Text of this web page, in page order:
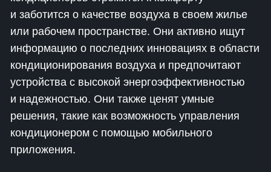
и заботится о качестве воздуха в своем жилье
или рабочем пространстве. Они активно ищут
информацию о последних инновациях в области
кондиционирования воздуха и предпочитают
устройства с высокой энергоэффективностью
и надежностью. Они также ценят умные
решения, такие как возможность управления
кондиционером с помощью мобильного
приложения.